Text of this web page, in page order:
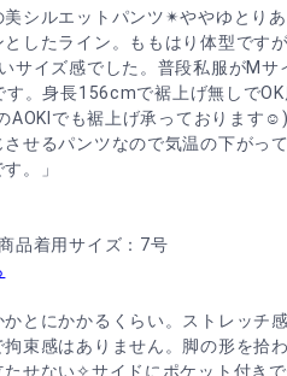
美シルエットパンツ✴︎ややゆとり
したライン。ももはり体型です
サイズ感でした。普段私服がM
。身長156cmで裾上げ無しで
AOKIでも裾上げ承っております
せるパンツなので気温の下がっ
。」
品着用サイズ：7号
かとにかかるくらい。ストレッチ
束感はありません。脚の形を拾
せない✧サイドにポケット付きで